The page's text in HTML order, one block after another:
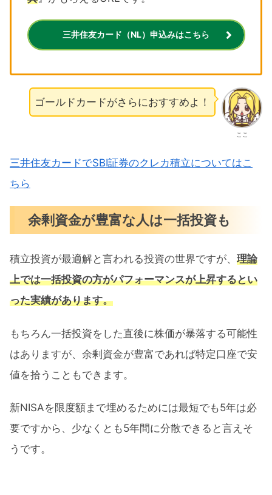
三井住友カード（NL）申込みはこちら
ここ
ゴールドカードがさらにおすすめよ！
三井住友カードでSBI証券のクレカ積立についてはこ
ちら
余剰資金が豊富な人は一括投資も
積立投資が最適解と言われる投資の世界ですが、 理論
上では一括投資の方がパフォーマンスが上昇するとい
った実績があります。
もちろん一括投資をした直後に株価が暴落する可能性
はありますが、余剰資金が豊富であれば特定口座で安
値を拾うこともできます。
新NISAを限度額まで埋めるためには最短でも5年は必
要ですから、少なくとも5年間に分散できると言えそ
うです。